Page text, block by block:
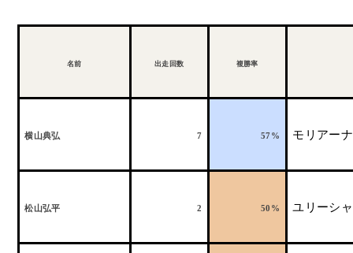
名前 出走回数 複勝率
横山典弘 7 57% モリアーナ
松山弘平 2 50% ユリーシャ